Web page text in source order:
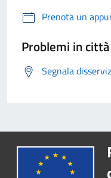
Prenota un
Problemi in città
Segnala